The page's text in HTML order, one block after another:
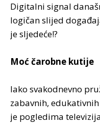
Digitalni signal
logičan slijed
je sljedeće!?
Moć čarobne kutije
Iako svakodnevno
zabavnih,
je pogledima